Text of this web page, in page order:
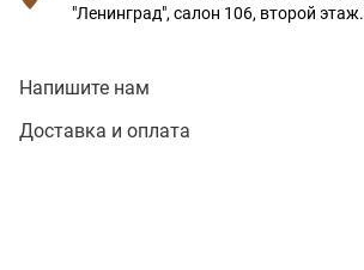
"Ленинград", салон 106, второй этаж.
Напишите нам
Доставка и оплата